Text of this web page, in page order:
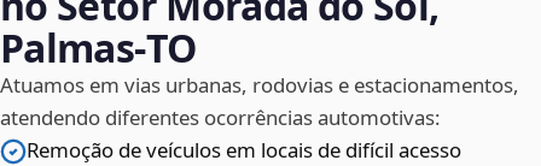
Palmas‑TO
Atuamos em vias urbanas, rodovias e estacionamentos,
atendendo diferentes ocorrências automotivas:
Remoção de veículos em locais de difícil acesso